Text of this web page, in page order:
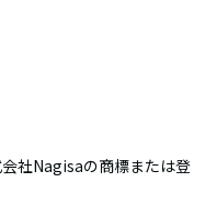
社Nagisaの商標または登